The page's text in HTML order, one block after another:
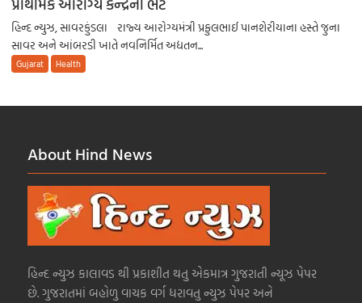
હિન્દ ન્યુઝ, સાવરકુંડલા રાજ્ય આરોગ્યમંત્રી પ્રફુલભાઈ પાનશેરીયાના હસ્તે જુના
સાવર અને આંબરડી ખાતે નવનિર્મિત અદ્યતન...
Gujarat Health
About Hind News
હિન્દ ન્યુઝ કાલાવડ થી પ્રકાશીત થતુ એકમાત્ર ગુજરાતી ન્યૂઝ પેપર
છે. ગુજરાતમાં બહોળુ વાચક વર્ગ ધરાવતુ ન્યુઝ પેપર અને